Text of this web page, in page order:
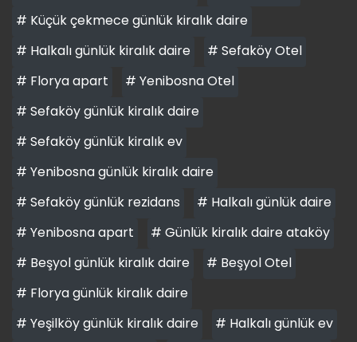
# Küçük çekmece günlük kiralık daire
# Halkalı günlük kiralık daire
# Sefaköy Otel
# Florya apart
# Yenibosna Otel
# Sefaköy günlük kiralık daire
# Sefaköy günlük kiralık ev
# Yenibosna günlük kiralık daire
# Sefaköy günlük rezidans
# Halkalı günlük daire
# Yenibosna apart
# Günlük kiralık daire ataköy
# Beşyol günlük kiralık daire
# Beşyol Otel
# Florya günlük kiralık daire
# Yeşilköy günlük kiralık daire
# Halkalı günlük ev